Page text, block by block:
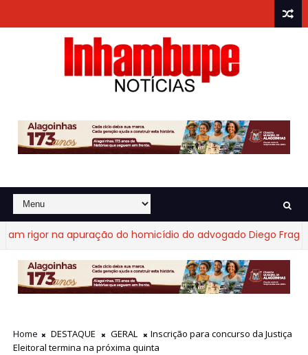
na apuração do homicídio do advogado Diego Fraga de
Home DESTAQUE GERAL
Inscrição para concurso da Justiça
Eleitoral termina na próxima quinta